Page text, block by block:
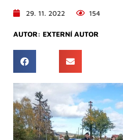
29. 11. 2022 154
AUTOR: EXTERNÍ AUTOR